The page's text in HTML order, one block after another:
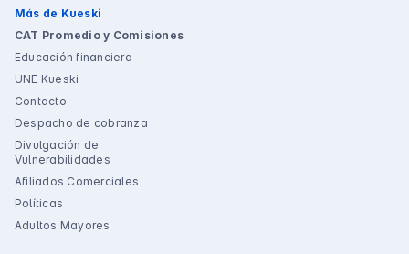
Más de Kueski
CAT Promedio y Comisiones
Educación financiera
UNE Kueski
Contacto
Despacho de cobranza
Divulgación de
Vulnerabilidades
Afiliados Comerciales
Políticas
Adultos Mayores